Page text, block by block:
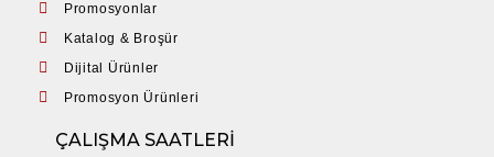
Promosyonlar
Katalog & Broşür
Dijital Ürünler
Promosyon Ürünleri
ÇALIŞMA SAATLERİ